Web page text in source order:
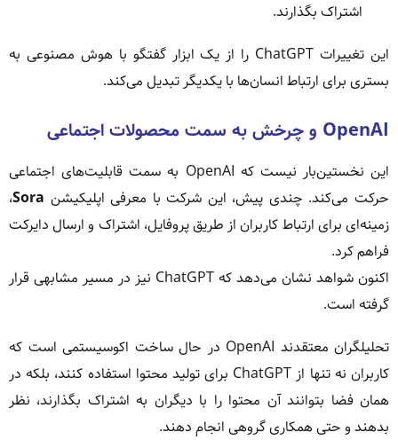
اشتراک بگذارند.
این تغییرات ChatGPT را از یک ابزار گفتگو با هوش مصنوعی به
بستری برای ارتباط انسان‌ها با یکدیگر تبدیل می‌کند.
OpenAI و چرخش به سمت محصولات اجتماعی
این نخستین‌بار نیست که OpenAI به سمت قابلیت‌های اجتماعی
حرکت می‌کند. چندی پیش، این شرکت با معرفی اپلیکیشن Sora،
زمینه‌ای برای ارتباط کاربران از طریق پروفایل، اشتراک و ارسال دایرکت
فراهم کرد.
اکنون شواهد نشان می‌دهد که ChatGPT نیز در مسیر مشابهی قرار
گرفته است.
تحلیلگران معتقدند OpenAI در حال ساخت اکوسیستمی است که
کاربران نه تنها از ChatGPT برای تولید محتوا استفاده کنند، بلکه در
همان فضا بتوانند آن محتوا را با دیگران به اشتراک بگذارند، نظر
بدهند و حتی همکاری گروهی انجام دهند.